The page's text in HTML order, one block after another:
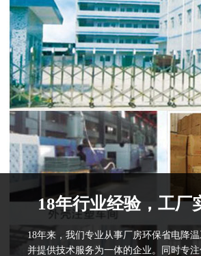
18年行业经验，工厂
18年来，我们专业从事厂房环保省电降
并提供技术服务为一体的企业。同时专